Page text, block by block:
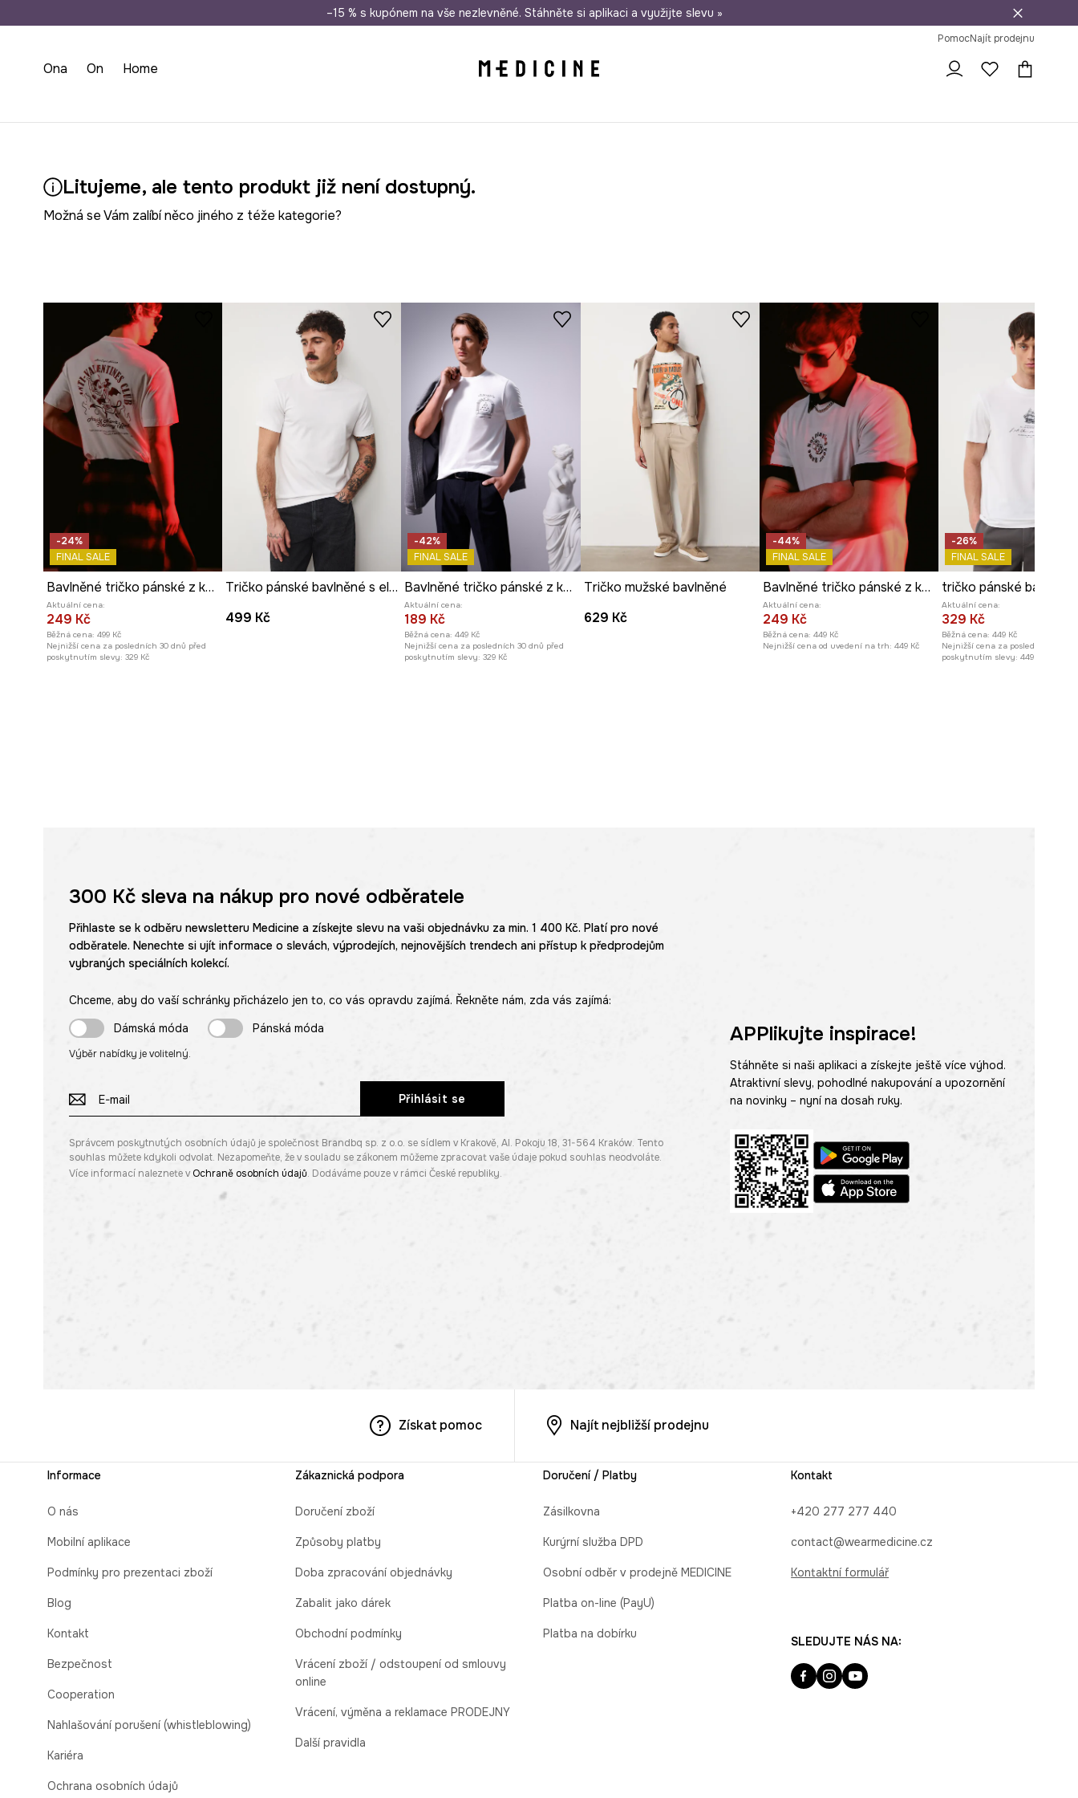
Doprava zdarma při nákupu nad 1 200 Kč Odeslání i do 24 hodin 30 dní na vrácení zboží
–15 % s kupónem na vše nezlevněné. Stáhněte si aplikaci a využijte slevu »
PomocNajít prodejnu
Ona On Home
Litujeme, ale tento produkt již není dostupný.
Možná se Vám zalíbí něco jiného z téže kategorie?
-24%
FINAL SALE
Bavlněné tričko pánské z kolekce Valentine’s Day
Aktuální cena:
249 Kč
Běžná cena: 499 Kč
Nejnižší cena za posledních 30 dnů před
poskytnutím slevy: 329 Kč
Tričko pánské bavlněné s elastanem
499 Kč
-42%
FINAL SALE
Bavlněné tričko pánské z kolekce Science – Words of Wisdom
Aktuální cena:
189 Kč
Běžná cena: 449 Kč
Nejnižší cena za posledních 30 dnů před
poskytnutím slevy: 329 Kč
Tričko mužské bavlněné
629 Kč
-44%
FINAL SALE
Bavlněné tričko pánské z kolekce Valentine’s Day
Aktuální cena:
249 Kč
Běžná cena: 449 Kč
Nejnižší cena od uvedení na trh: 449 Kč
-26%
FINAL SALE
Aktuální cena:
329 Kč
Běžná cena: 449 Kč
Nejnižší cena za posledních 30
poskytnutím slevy: 449 Kč
300 Kčsleva na nákup pro nové odběratele
Přihlaste se k odběru newsletteru Medicine a získejte slevu na vaši objednávku za min. 1 400 Kč. Platí pro nové
odběratele. Nenechte si ujít informace o slevách, výprodejích, nejnovějších trendech ani přístup k předprodejům
vybraných speciálních kolekcí.
Chceme, aby do vaší schránky přicházelo jen to, co vás opravdu zajímá. Řekněte nám, zda vás zajímá:
Dámská móda
Pánská móda
Výběr nabídky je volitelný.
Přihlásit se
Správcem poskytnutých osobních údajů je společnost Brandbq sp. z o.o. se sídlem v Krakově, Al. Pokoju 18, 31-564 Kraków. Tento
souhlas můžete kdykoli odvolat. Nezapomeňte, že v souladu se zákonem můžeme zpracovat vaše údaje pokud souhlas neodvoláte.
Více informací naleznete v Ochraně osobních údajů. Dodáváme pouze v rámci České republiky.
APPlikujte inspirace!
Stáhněte si naši aplikaci a získejte ještě více výhod.
Atraktivní slevy, pohodlné nakupování a upozornění
na novinky – nyní na dosah ruky.
Získat pomoc Najít nejbližší prodejnu
Informace
O nás
Mobilní aplikace
Podmínky pro prezentaci zboží
Blog
Kontakt
Bezpečnost
Cooperation
Nahlašování porušení (whistleblowing)
Kariéra
Ochrana osobních údajů
Zákaznická podpora
Doručení zboží
Způsoby platby
Doba zpracování objednávky
Zabalit jako dárek
Obchodní podmínky
Vrácení zboží / odstoupení od smlouvy
online
Vrácení, výměna a reklamace PRODEJNY
Další pravidla
Doručení / Platby
Zásilkovna
Kurýrní služba DPD
Osobní odběr v prodejně MEDICINE
Platba on-line (PayU)
Platba na dobírku
Kontakt
+420 277 277 440
contact@wearmedicine.cz
Kontaktní formulář
SLEDUJTE NÁS NA: